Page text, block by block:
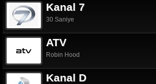
Kanal 7
30 Saniye
ATV
Robin Hood
Kanal D